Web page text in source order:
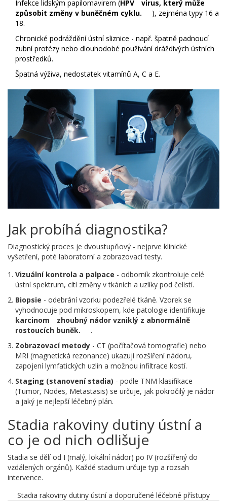
Infekce lidským papilomavirem (HPV
virus, který může
způsobit změny v buněčném cyklu.
), zejména typy 16 a
18.
Chronické podráždění ústní sliznice - např. špatně padnoucí
zubní protézy nebo dlouhodobé používání dráždivých ústních
prostředků.
Špatná výživa, nedostatek vitamínů A, C a E.
Jak probíhá diagnostika?
Diagnostický proces je dvoustupňový - nejprve klinické
vyšetření, poté laboratorní a zobrazovací testy.
Vizuální kontrola a palpace - odborník zkontroluje celé
ústní spektrum, cítí změny v tkáních a uzlíky pod čelistí.
Biopsie - odebrání vzorku podezřelé tkáně. Vzorek se
vyhodnocuje pod mikroskopem, kde patologie identifikuje
karcinom
zhoubný nádor vzniklý z abnormálně
rostoucích buněk.
.
Zobrazovací metody - CT (počítačová tomografie) nebo
MRI (magnetická rezonance) ukazují rozšíření nádoru,
zapojení lymfatických uzlin a možnou infiltrace kostí.
Staging (stanovení stadia) - podle TNM klasifikace
(Tumor, Nodes, Metastasis) se určuje, jak pokročilý je nádor
a jaký je nejlepší léčebný plán.
Stadia rakoviny dutiny ústní a
co je od nich odlišuje
Stadia se dělí od I (malý, lokální nádor) po IV (rozšířený do
vzdálených orgánů). Každé stadium určuje typ a rozsah
intervence.
Stadia rakoviny dutiny ústní a doporučené léčebné přístupy